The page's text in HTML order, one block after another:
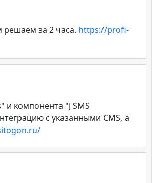
решаем за 2 часа. https://profi-
и компонента "J SMS
с указанными CMS, а